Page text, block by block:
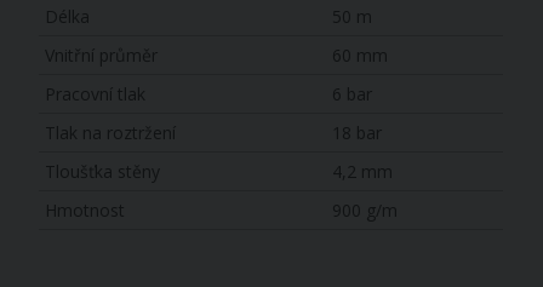
Délka
50 m
Vnitřní průměr
60 mm
Pracovní tlak
6 bar
Tlak na roztržení
18 bar
Tloušťka stěny
4,2 mm
Hmotnost
900 g/m